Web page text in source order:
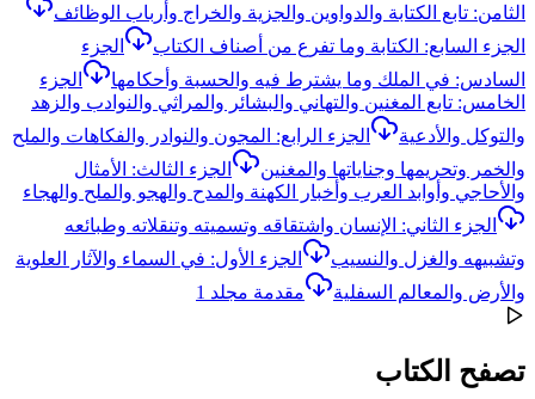
الثامن: تابع الكتابة والدواوين والجزية والخراج وأرباب الوظائف
الجزء السابع: الكتابة وما تفرع من أصناف الكتاب
الجزء
السادس: في الملك وما يشترط فيه والحسبة وأحكامها
الجزء
الخامس: تابع المغنين والتهاني والبشائر والمراثي والنوادب والزهد
والتوكل والأدعية
الجزء الرابع: المجون والنوادر والفكاهات والملح
والخمر وتحريمها وجناياتها والمغنين
الجزء الثالث: الأمثال
والأحاجي وأوابد العرب وأخبار الكهنة والمدح والهجو والملح والهجاء
الجزء الثاني: الإنسان واشتقاقه وتسميته وتنقلاته وطبائعه
وتشبيهه والغزل والنسيب
الجزء الأول: في السماء والآثار العلوية
والأرض والمعالم السفلية
مقدمة مجلد 1
تصفح الكتاب